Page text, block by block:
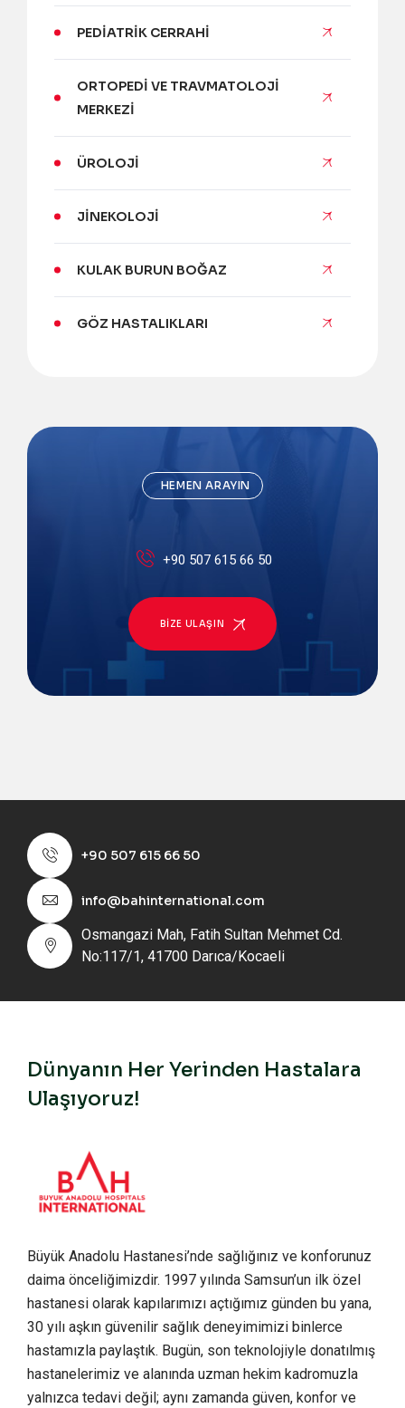
PEDIATRIK CERRAHI
ORTOPEDI VE TRAVMATOLOJI
MERKEZI
ÜROLOJI
JINEKOLOJI
KULAK BURUN BOĞAZ
GÖZ HASTALIKLARI
HEMEN ARAYIN
+90 507 615 66 50
BIZE ULAŞIN
+90 507 615 66 50
info@bahinternational.com
Osmangazi Mah, Fatih Sultan Mehmet Cd.
No:117/1, 41700 Darıca/Kocaeli
Dünyanın Her Yerinden Hastalara
Ulaşıyoruz!
Büyük Anadolu Hastanesi’nde sağlığınız ve konforunuz
daima önceliğimizdir. 1997 yılında Samsun’un ilk özel
hastanesi olarak kapılarımızı açtığımız günden bu yana,
30 yılı aşkın güvenilir sağlık deneyimimizi binlerce
hastamızla paylaştık. Bugün, son teknolojiyle donatılmış
hastanelerimiz ve alanında uzman hekim kadromuzla
yalnızca tedavi değil; aynı zamanda güven, konfor ve